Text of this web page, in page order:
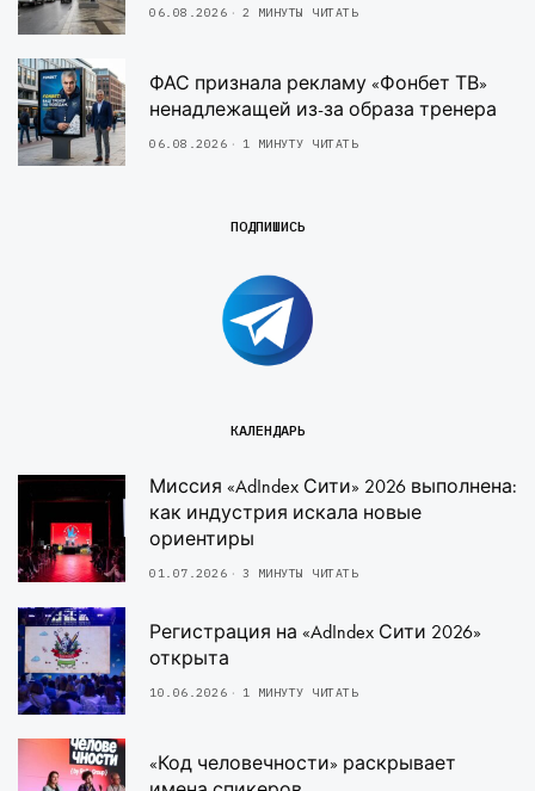
06.08.2026 2 МИНУТЫ ЧИТАТЬ
ФАС признала рекламу «Фонбет ТВ»
ненадлежащей из-за образа тренера
06.08.2026 1 МИНУТУ ЧИТАТЬ
ПОДПИШИСЬ
КАЛЕНДАРЬ
Миссия «AdIndex Сити» 2026 выполнена:
как индустрия искала новые
ориентиры
01.07.2026 3 МИНУТЫ ЧИТАТЬ
Регистрация на «AdIndex Сити 2026»
открыта
10.06.2026 1 МИНУТУ ЧИТАТЬ
«Код человечности» раскрывает